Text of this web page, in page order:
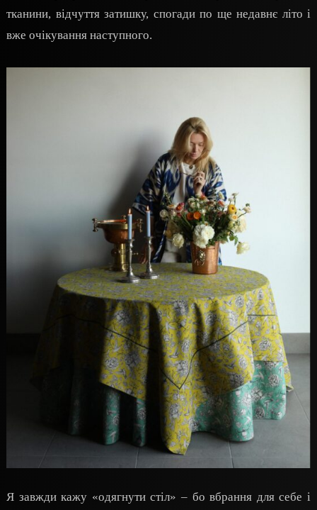
тканини, відчуття затишку, спогади по ще недавнє літо і
вже очікування наступного.
Я завжди кажу «одягнути стіл» – бо вбрання для себе і